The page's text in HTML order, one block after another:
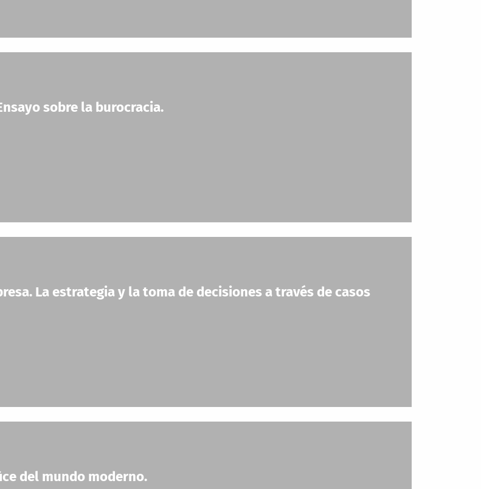
sobre la burocracia.
La estrategia y la toma de decisiones a través de casos
del mundo moderno.